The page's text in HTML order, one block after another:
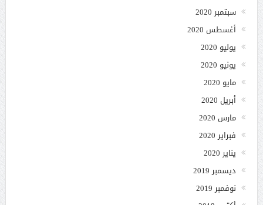
سبتمبر 2020
أغسطس 2020
يوليو 2020
يونيو 2020
مايو 2020
أبريل 2020
مارس 2020
فبراير 2020
يناير 2020
ديسمبر 2019
نوفمبر 2019